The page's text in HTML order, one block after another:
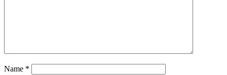
Name *